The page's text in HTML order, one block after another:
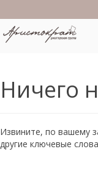
Ничего
Извините, по вашему
другие ключевые